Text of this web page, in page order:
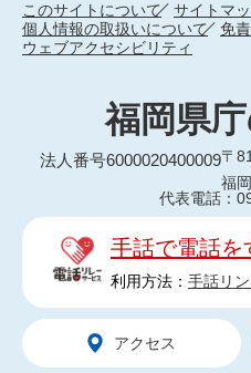
このサイトについて
サイトマ
個人情報の取扱いについて
免
ウェブアクセシビリティ
福岡県
法人番号6000020400009〒
福
代表電話：
手話で電話を
利用方法： 手話リ
アクセス